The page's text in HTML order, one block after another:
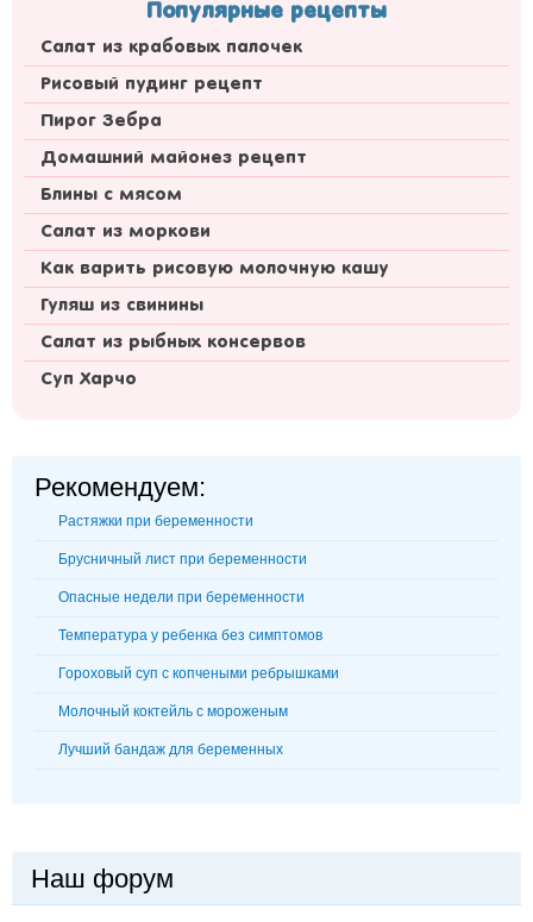
Популярные рецепты
Салат из крабовых палочек
Рисовый пудинг рецепт
Пирог Зебра
Домашний майонез рецепт
Блины с мясом
Салат из моркови
Как варить рисовую молочную кашу
Гуляш из свинины
Салат из рыбных консервов
Суп Харчо
Рекомендуем:
Растяжки при беременности
Брусничный лист при беременности
Опасные недели при беременности
Температура у ребенка без симптомов
Гороховый суп с копчеными ребрышками
Молочный коктейль с мороженым
Лучший бандаж для беременных
Наш форум